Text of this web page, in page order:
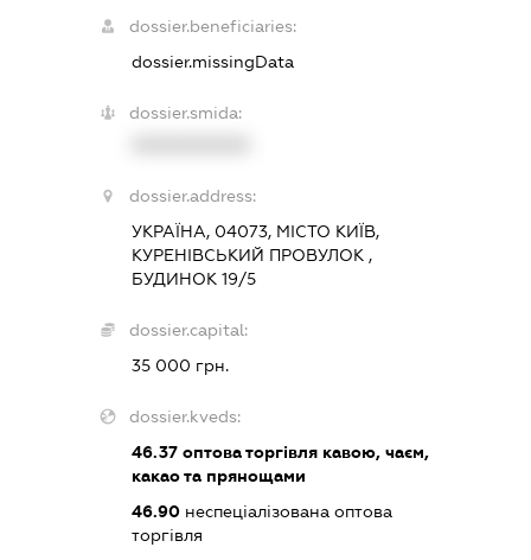
dossier.beneficiaries:
dossier.missingData
dossier.smida:
dossier.address:
УКРАЇНА, 04073, МІСТО КИЇВ,
КУРЕНІВСЬКИЙ ПРОВУЛОК ,
БУДИНОК 19/5
dossier.capital:
35 000 грн.
dossier.kveds:
46.37 оптова торгівля кавою, чаєм,
какао та прянощами
46.90 неспеціалізована оптова
торгівля